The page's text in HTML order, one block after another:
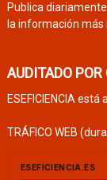
Publica
la información
AUDITADO POR
ESEFICIENCIA
TRÁFICO WEB